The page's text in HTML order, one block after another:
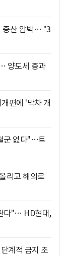
증산 압박… "3
양도세 중과
편에 '막차 개
군 없다"…트
리고 해외로
다"… HD현대,
계적 금지 조